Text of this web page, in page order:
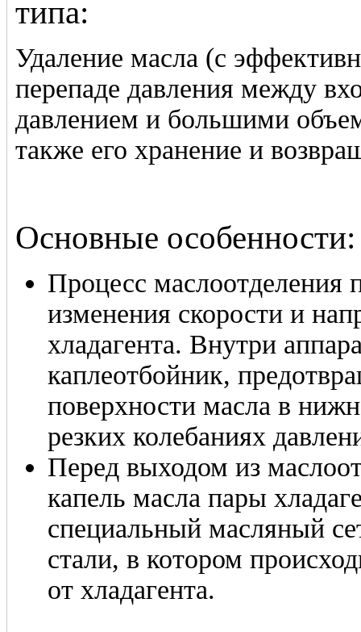
типа:
Удаление масла (c
перепаде давления между
давлением и большими
также его хранение и
Основные особенности:
Процесс маслоотделения
изменения скорости и
хладагента. Внутри
каплеотбойник,
поверхности масла в
резких колебаниях
Перед выходом из
капель масла пары
специальный масляный
стали, в котором
от хладагента.